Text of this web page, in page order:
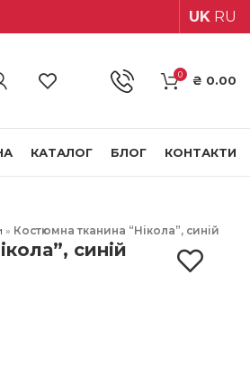
UK RU
0 ₴ 0.00
КАТАЛОГ БЛОГ КОНТАКТИ
» Костюмна тканина “Нікола”, синій
синій